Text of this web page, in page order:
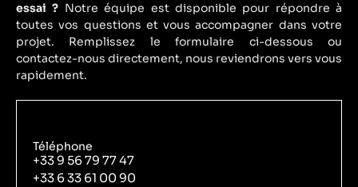
essai ? Notre équipe est disponible pour répondre à
toutes vos questions et vous accompagner dans votre
projet. Remplissez le formulaire ci-dessous ou
contactez-nous directement, nous reviendrons vers vous
rapidement.
Téléphone
+33 9 56 79 77 47
+33 6 33 61 00 90